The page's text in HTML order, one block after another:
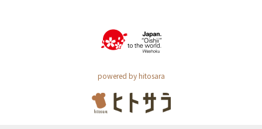
powered by hitosara